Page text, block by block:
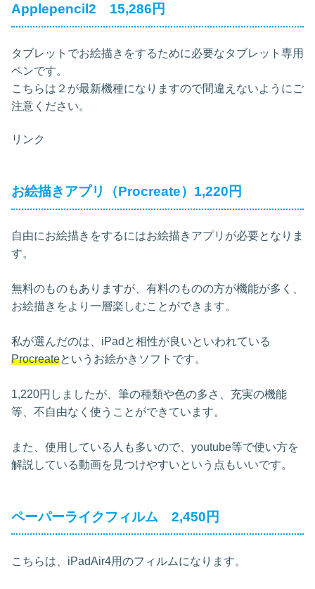
Applepencil2 15,286円
タブレットでお絵描きをするために必要なタブレット専用
ペンです。
こちらは２が最新機種になりますので間違えないようにご
注意ください。
リンク
お絵描きアプリ（Procreate）1,220円
自由にお絵描きをするにはお絵描きアプリが必要となりま
す。
無料のものもありますが、有料のものの方が機能が多く、
お絵描きをより一層楽しむことができます。
私が選んだのは、iPadと相性が良いといわれている
Procreateというお絵かきソフトです。
1,220円しましたが、筆の種類や色の多さ、充実の機能
等、不自由なく使うことができています。
また、使用している人も多いので、youtube等で使い方を
解説している動画を見つけやすいという点もいいです。
ペーパーライクフィルム 2,450円
こちらは、iPadAir4用のフィルムになります。